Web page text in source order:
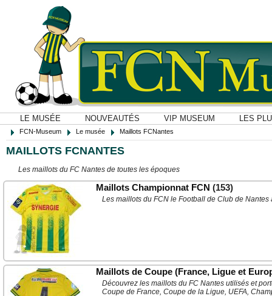
LE MUSÉE NOUVEAUTÉS VIP MUSEUM LES
FCN-Museum Le musée Maillots FCNantes
MAILLOTS FCNANTES
Les maillots du FC Nantes de toutes les époques
Maillots Championnat FCN (153)
Les maillots du FCN le Football de Club de
Maillots de Coupe (France, Ligue et
Découvrez les maillots du FC Nantes utilisés et
Coupe de France, Coupe de la Ligue, UEFA,